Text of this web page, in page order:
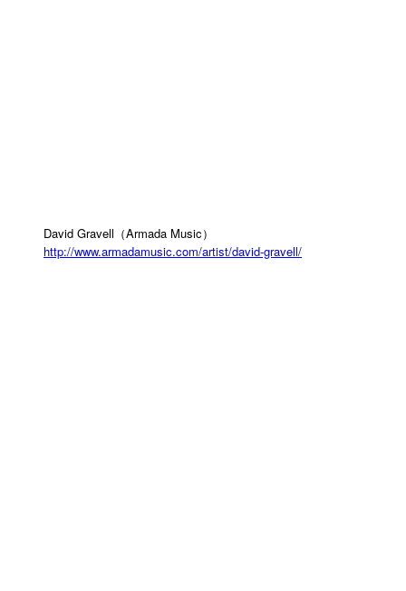
David Gravell（Armada Music）
http://www.armadamusic.com/artist/david-gravell/